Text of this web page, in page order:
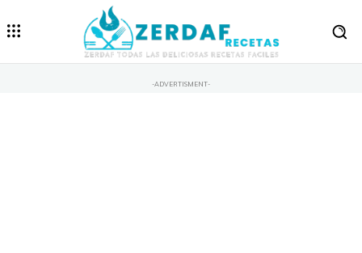
-ADVERTISMENT-